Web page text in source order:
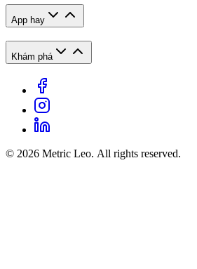
App hay
Khám phá
© 2026 Metric Leo. All rights reserved.